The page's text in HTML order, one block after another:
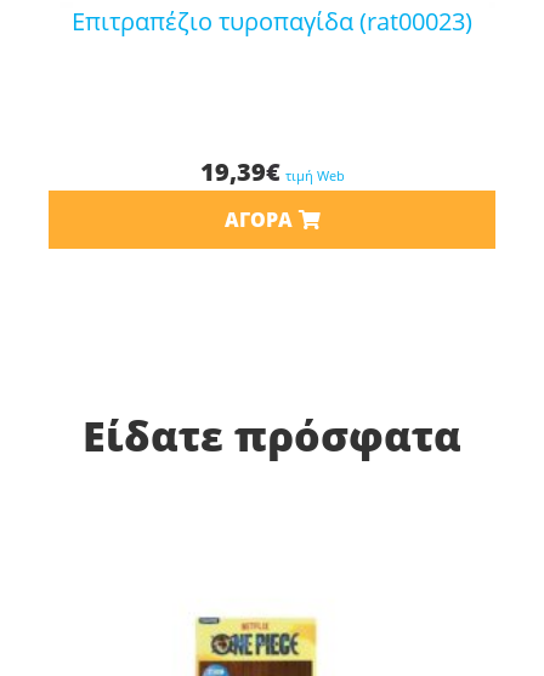
επιτραπέζιο τυροπαγίδα (rat00023)
19,39€ τιμή Web
ΑΓΟΡΆ
Είδατε πρόσφατα